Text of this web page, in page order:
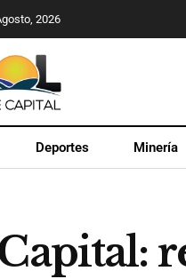
2026
Deportes Minería